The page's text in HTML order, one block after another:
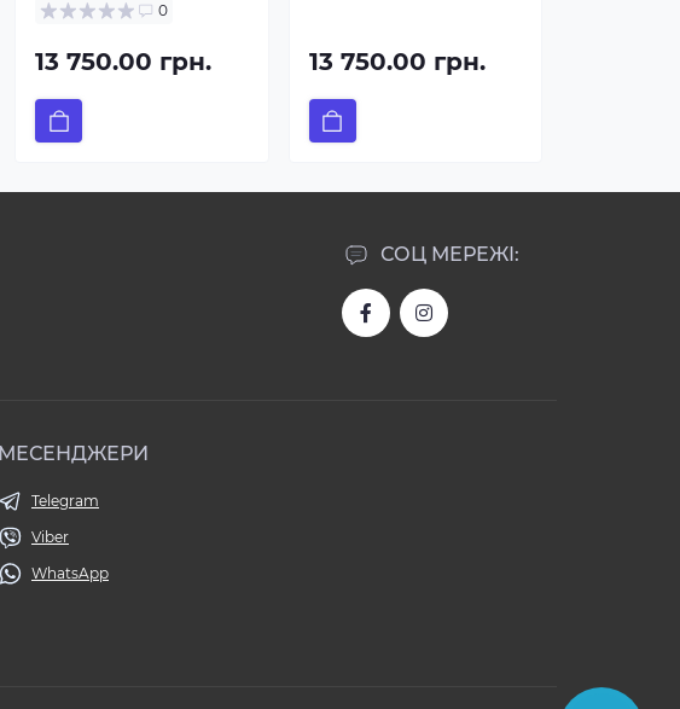
0
13 750.00 грн. 13 750.00 грн.
СОЦ МЕРЕЖІ:
МЕСЕНДЖЕРИ
Telegram
Viber
WhatsApp